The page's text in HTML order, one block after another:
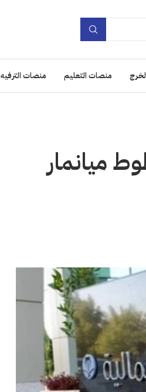
منصات التعليم منصات الترفيه
ميانمار